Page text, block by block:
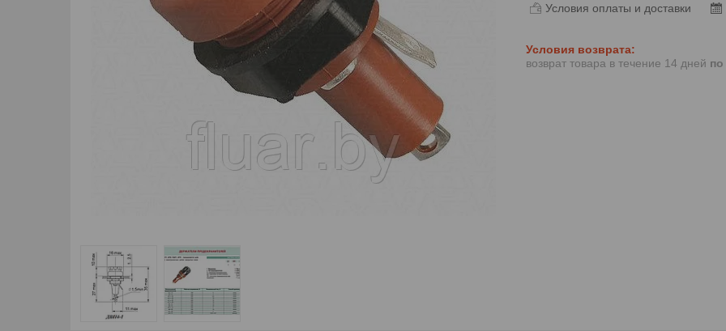
Условия оплаты и доставки
возврат товара в течение 14 дней